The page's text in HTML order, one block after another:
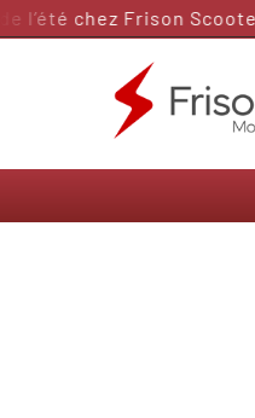
Passer
l’été chez Frison